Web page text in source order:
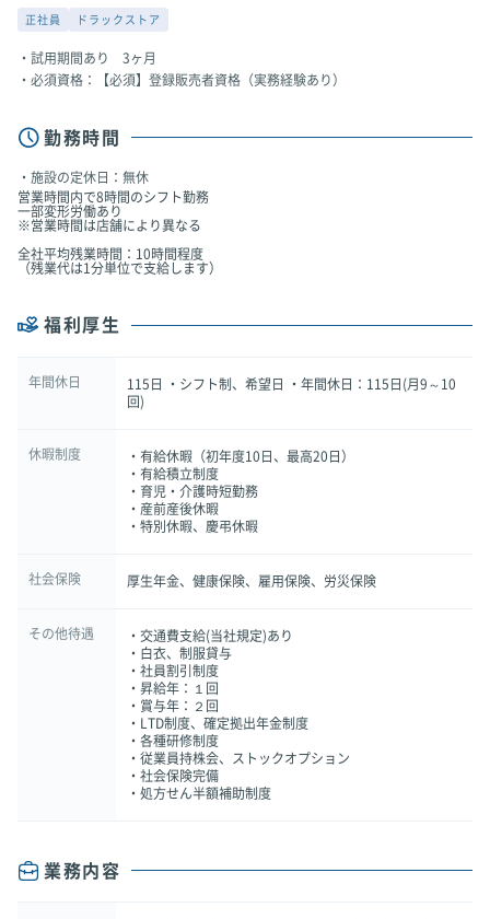
正社員 ドラックストア
試用期間あり 3ヶ月
必須資格：【必須】登録販売者資格（実務経験あり）
勤務時間
施設の定休日：無休
営業時間内で8時間のシフト勤務
一部変形労働あり
※営業時間は店舗により異なる
全社平均残業時間：10時間程度
（残業代は1分単位で支給します）
福利厚生
年間休日
115日 ・シフト制、希望日 ・年間休日：115日(月9～10
回)
休暇制度
・有給休暇（初年度10日、最高20日）
・有給積立制度
・育児・介護時短勤務
・産前産後休暇
・特別休暇、慶弔休暇
社会保険 厚生年金、健康保険、雇用保険、労災保険
その他待遇
・交通費支給(当社規定)あり
・白衣、制服貸与
・社員割引制度
・昇給年：１回
・賞与年：２回
・LTD制度、確定拠出年金制度
・各種研修制度
・従業員持株会、ストックオプション
・社会保険完備
・処方せん半額補助制度
業務内容